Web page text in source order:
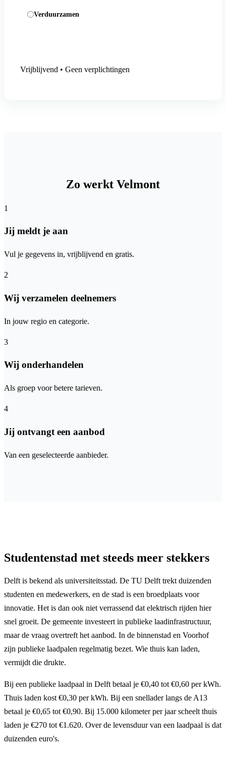
Verduurzamen
Vrijblijvend • Geen verplichtingen
Zo werkt Velmont
1
Jij meldt je aan
Vul je gegevens in, vrijblijvend en gratis.
2
Wij verzamelen deelnemers
In jouw regio en categorie.
3
Wij onderhandelen
Als groep voor betere tarieven.
4
Jij ontvangt een aanbod
Van een geselecteerde aanbieder.
Studentenstad met steeds meer stekkers
Delft is bekend als universiteitsstad. De TU Delft trekt duizenden
studenten en medewerkers, en de stad is een broedplaats voor
innovatie. Het is dan ook niet verrassend dat elektrisch rijden hier
snel groeit. De gemeente investeert in publieke laadinfrastructuur,
maar de vraag overtreft het aanbod. In de binnenstad en Voorhof
zijn publieke laadpalen regelmatig bezet. Wie thuis kan laden,
vermijdt die drukte.
Bij een publieke laadpaal in Delft betaal je €0,40 tot €0,60 per kWh.
Thuis laden kost €0,30 per kWh. Bij een snellader langs de A13
betaal je €0,65 tot €0,90. Bij 15.000 kilometer per jaar scheelt thuis
laden je €270 tot €1.620. Over de levensduur van een laadpaal is dat
duizenden euro's.